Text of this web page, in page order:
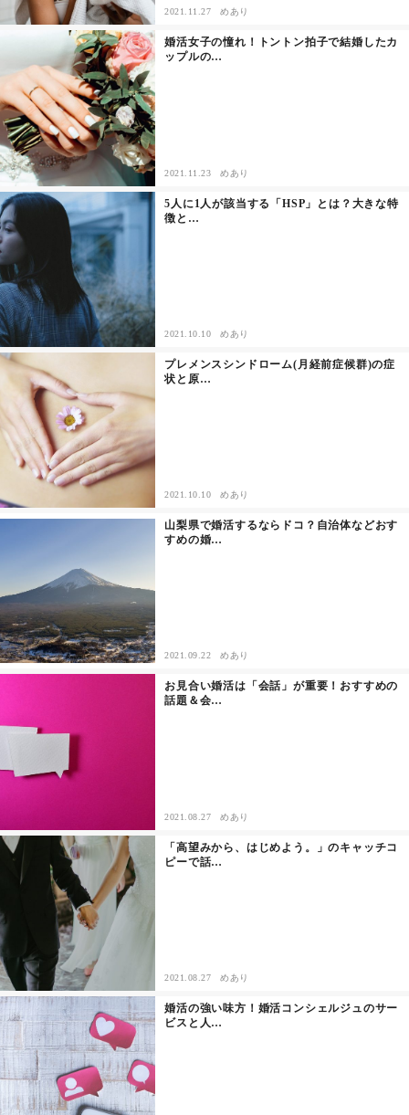
2021.11.27 めあり
婚活女子の憧れ！トントン拍子で結婚したカ
ップルの…
2021.11.23 めあり
5人に1人が該当する「HSP」とは？大きな特
徴と…
2021.10.10 めあり
プレメンスシンドローム(月経前症候群)の症
状と原…
2021.10.10 めあり
山梨県で婚活するならドコ？自治体などおす
すめの婚…
2021.09.22 めあり
お見合い婚活は「会話」が重要！おすすめの
話題＆会…
2021.08.27 めあり
「高望みから、はじめよう。」のキャッチコ
ピーで話…
2021.08.27 めあり
婚活の強い味方！婚活コンシェルジュのサー
ビスと人…